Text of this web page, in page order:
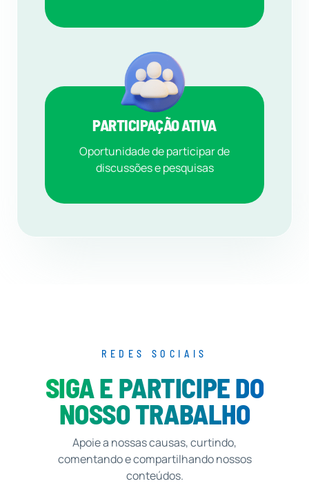
PARTICIPAÇÃO ATIVA
Oportunidade de participar de
discussões e pesquisas
REDES SOCIAIS
SIGA E PARTICIPE DO
NOSSO TRABALHO
Apoie a nossas causas, curtindo,
comentando e compartilhando nossos
conteúdos.